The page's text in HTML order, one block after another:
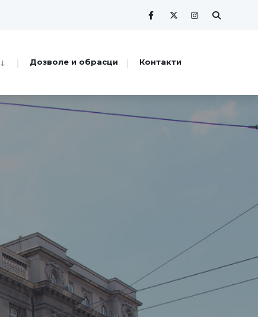
Дозволе и обрасци Контакти